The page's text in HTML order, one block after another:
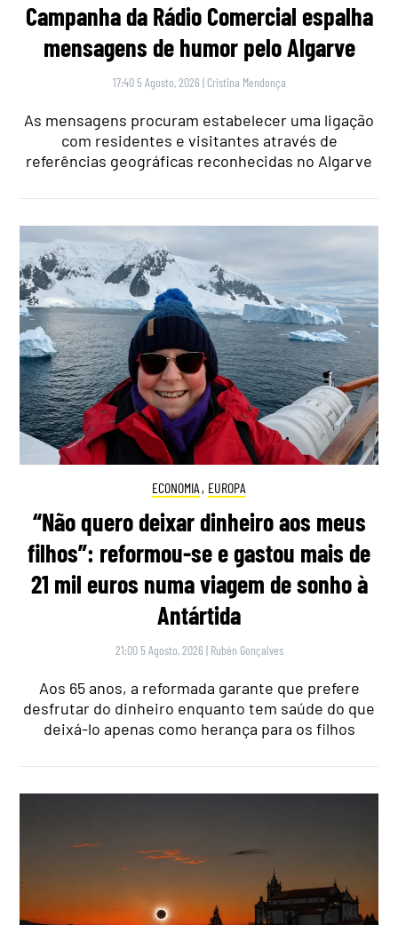
Campanha da Rádio Comercial espalha
mensagens de humor pelo Algarve
17:40 5 Agosto, 2026 | Cristina Mendonça
As mensagens procuram estabelecer uma ligação
com residentes e visitantes através de
referências geográficas reconhecidas no Algarve
ECONOMIA , EUROPA
“Não quero deixar dinheiro aos meus
filhos”: reformou-se e gastou mais de
21 mil euros numa viagem de sonho à
Antártida
21:00 5 Agosto, 2026 | Rubén Gonçalves
Aos 65 anos, a reformada garante que prefere
desfrutar do dinheiro enquanto tem saúde do que
deixá-lo apenas como herança para os filhos